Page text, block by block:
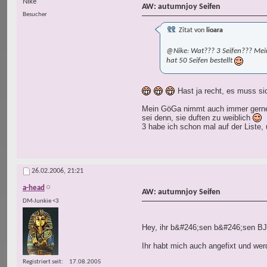
Nike
Besucher
AW: autumnjoy Seifen
Zitat von lioara
@Nike: Wat??? 3 Seifen???
hat 50 Seifen bestellt
Hast ja recht, es muss
Mein GöGa nimmt auch immer
sei denn, sie duften zu weiblich
3 habe ich schon mal auf der
26.02.2006, 21:21
a-head
DM-Junkie <3
Registriert seit 17.08.2005
AW: autumnjoy Seifen
Hey, ihr b&#246;sen b&#246;sen
Ihr habt mich auch angefixt und